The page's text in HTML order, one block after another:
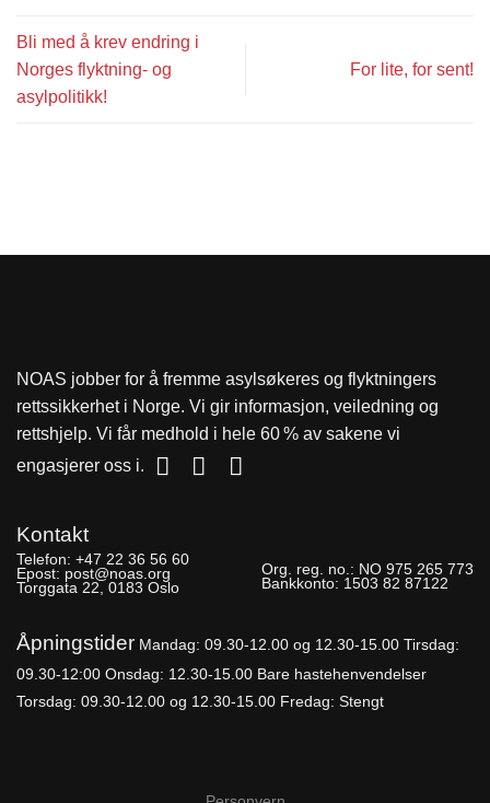
Bli med å krev endring i
Norges flyktning- og
asylpolitikk!
For lite, for sent!
NOAS jobber for å fremme asylsøkeres og flyktningers
rettssikkerhet i Norge. Vi gir informasjon, veiledning og
rettshjelp. Vi får medhold i hele 60 % av sakene vi
engasjerer oss i.
Kontakt
Telefon: +47 22 36 56 60
Epost: post@noas.org
Torggata 22, 0183 Oslo
Org. reg. no.: NO 975 265 773
Bankkonto: 1503 82 87122
Åpningstider Mandag: 09.30-12.00 og 12.30-15.00 Tirsdag:
09.30-12:00 Onsdag: 12.30-15.00 Bare hastehenvendelser
Torsdag: 09.30-12.00 og 12.30-15.00 Fredag: Stengt